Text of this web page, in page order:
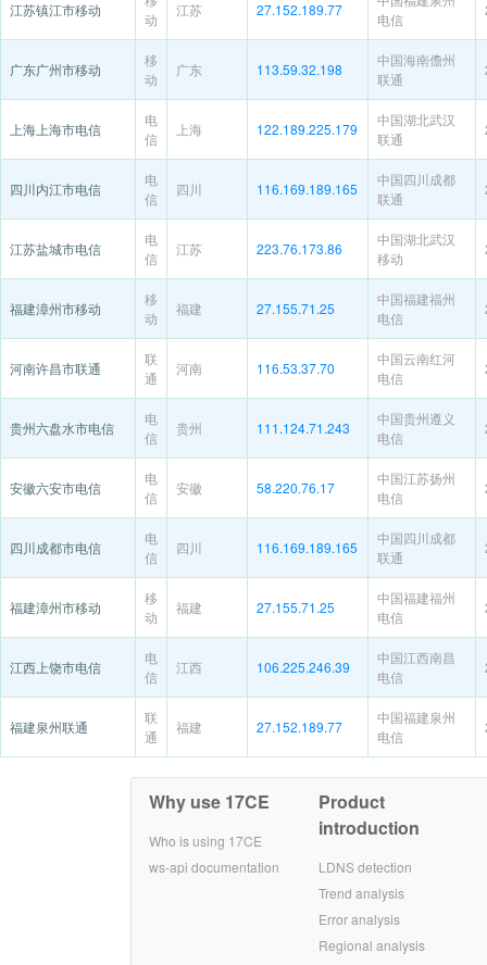
江苏镇江市移动
动
江苏 27.152.189.77
电信
广东广州市移动
移
动
广东 113.59.32.198
中国海南儋州
联通
上海上海市电信
电
信
上海 122.189.225.179
中国湖北武汉
联通
四川内江市电信
电
信
四川 116.169.189.165
中国四川成都
联通
江苏盐城市电信
电
信
江苏 223.76.173.86
中国湖北武汉
移动
福建漳州市移动
移
动
福建 27.155.71.25
中国福建福州
电信
河南许昌市联通
联
通
河南 116.53.37.70
中国云南红河
电信
贵州六盘水市电信
电
信
贵州 111.124.71.243
中国贵州遵义
电信
安徽六安市电信
电
信
安徽 58.220.76.17
中国江苏扬州
电信
四川成都市电信
电
信
四川 116.169.189.165
中国四川成都
联通
福建漳州市移动
移
动
福建 27.155.71.25
中国福建福州
电信
江西上饶市电信
电
信
江西 106.225.246.39
中国江西南昌
电信
福建泉州联通
联
通
福建 27.152.189.77
中国福建泉州
电信
Why use 17CE
Who is using 17CE
ws-api documentation
Product
introduction
LDNS detection
Trend analysis
Error analysis
Regional analysis